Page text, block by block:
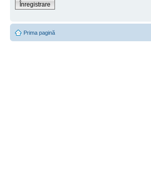
Înregistrare
Prima pagină